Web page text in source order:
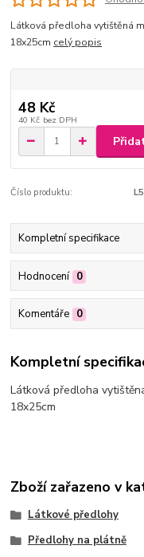
Látková předloha vytištěná
18x25cm celý popis
48 Kč
40 Kč bez DPH
Číslo produktu:
Kompletní specifikace
Hodnocení 0
Komentáře 0
Kompletní
Látková předloha
18x25cm
Zboží zařazeno v
Látkové předlohy
Předlohy na plátně